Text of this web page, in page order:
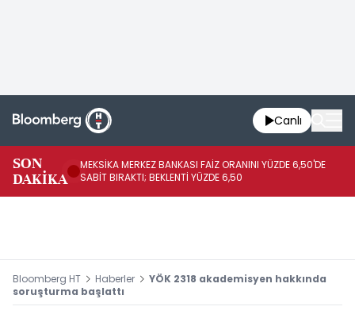
Canlı
SON
DAKİKA
MEKSİKA MERKEZ BANKASI FAİZ ORANINI YÜZDE 6,50'DE
SABİT BIRAKTI; BEKLENTİ YÜZDE 6,50
Bloomberg HT Haberler
YÖK 2318 akademisyen hakkında
soruşturma başlattı